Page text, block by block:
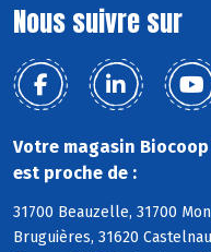
Nous suivre sur
Votre magasin
est proche de :
31700 Beauzelle, 31700
Bruguières, 31620